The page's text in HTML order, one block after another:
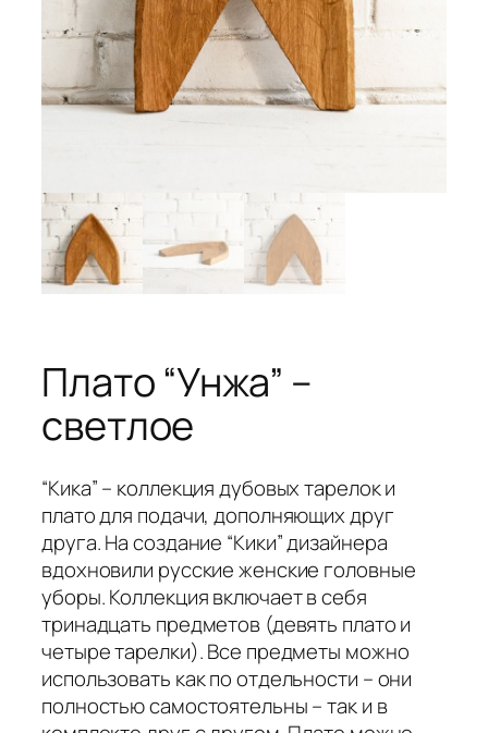
Плато “Унжа” –
светлое
“Кика” – коллекция дубовых тарелок и
плато для подачи, дополняющих друг
друга. На создание “Кики” дизайнера
вдохновили русские женские головные
уборы. Коллекция включает в себя
тринадцать предметов (девять плато и
четыре тарелки). Все предметы можно
использовать как по отдельности – они
полностью самостоятельны – так и в